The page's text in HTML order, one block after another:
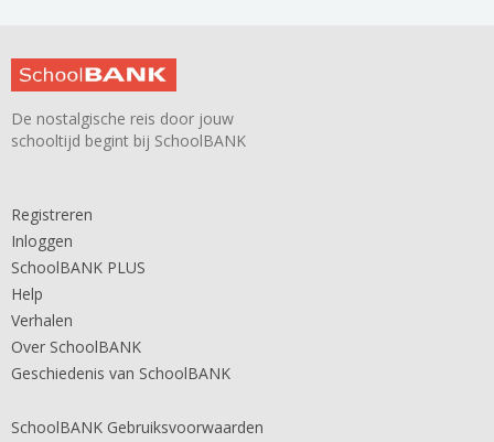
De nostalgische reis door jouw
schooltijd begint bij SchoolBANK
Registreren
Inloggen
SchoolBANK PLUS
Help
Verhalen
Over SchoolBANK
Geschiedenis van SchoolBANK
SchoolBANK Gebruiksvoorwaarden